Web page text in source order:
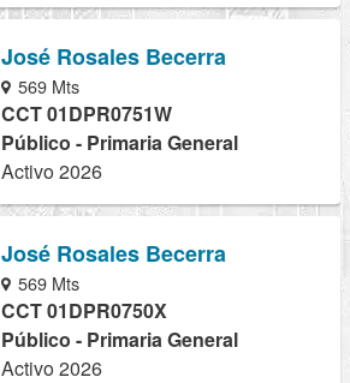
José Rosales Becerra
569 Mts
CCT 01DPR0751W
Público - Primaria General
Activo 2026
José Rosales Becerra
569 Mts
CCT 01DPR0750X
Público - Primaria General
Activo 2026